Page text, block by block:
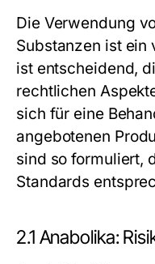
Die Verwendung
Substanzen ist ein
ist entscheidend,
rechtlichen
sich für eine
angebotenen
sind so formuliert,
Standards
2.1 Anabolika: